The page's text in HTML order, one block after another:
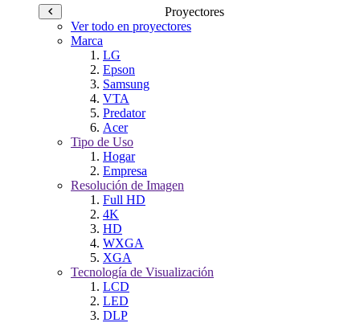
Proyectores
Ver todo en proyectores
Marca
LG
Epson
Samsung
VTA
Predator
Acer
Tipo de Uso
Hogar
Empresa
Resolución de Imagen
Full HD
4K
HD
WXGA
XGA
Tecnología de Visualización
LCD
LED
DLP